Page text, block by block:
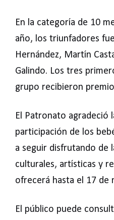
En la categoría de 10
año, los triunfadores
Hernández, Martín
Galindo. Los tres
grupo recibieron
El Patronato agradeció
participación de los
a seguir disfrutando de
culturales, artísticas y
ofrecerá hasta el 17 de
El público puede